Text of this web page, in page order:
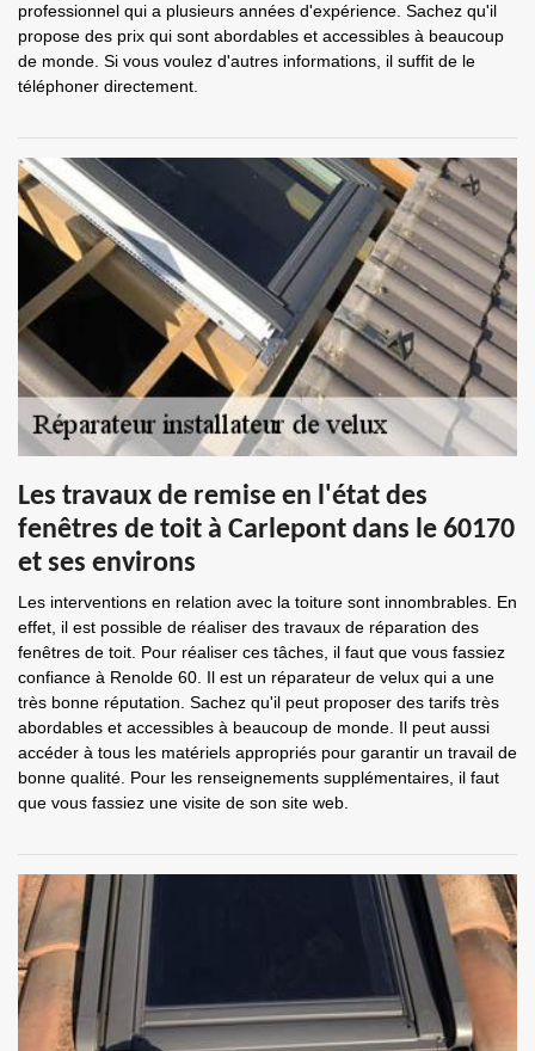
professionnel qui a plusieurs années d'expérience. Sachez qu'il
propose des prix qui sont abordables et accessibles à beaucoup
de monde. Si vous voulez d'autres informations, il suffit de le
téléphoner directement.
Les travaux de remise en l'état des
fenêtres de toit à Carlepont dans le 60170
et ses environs
Les interventions en relation avec la toiture sont innombrables. En
effet, il est possible de réaliser des travaux de réparation des
fenêtres de toit. Pour réaliser ces tâches, il faut que vous fassiez
confiance à Renolde 60. Il est un réparateur de velux qui a une
très bonne réputation. Sachez qu'il peut proposer des tarifs très
abordables et accessibles à beaucoup de monde. Il peut aussi
accéder à tous les matériels appropriés pour garantir un travail de
bonne qualité. Pour les renseignements supplémentaires, il faut
que vous fassiez une visite de son site web.